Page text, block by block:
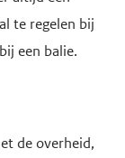
te regelen bij
een balie.
de overheid,